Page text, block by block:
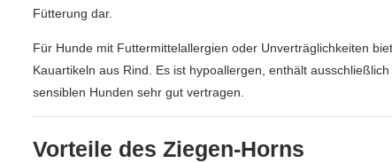
Fütterung dar.
Für Hunde mit Futtermittelallergien oder Unverträglichkeiten
Kauartikeln aus Rind. Es ist hypoallergen, enthält
sensiblen Hunden sehr gut vertragen.
Vorteile des Ziegen‑Horns